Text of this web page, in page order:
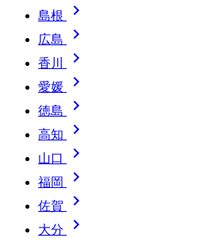
島根 
広島 
香川 
愛媛 
徳島 
高知 
山口 
福岡 
佐賀 
大分 